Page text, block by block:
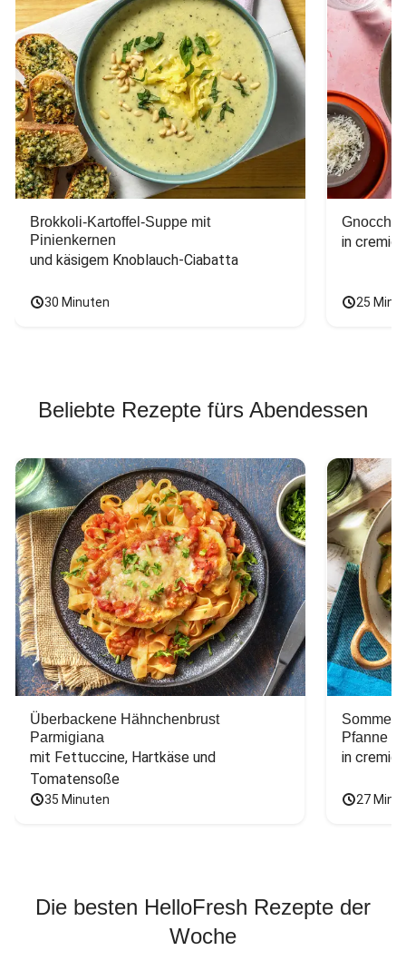
Brokkoli-Kartoffel-Suppe mit
Pinienkernen
und käsigem Knoblauch-Ciabatta
30 Minuten
Gnocchi-
in
25
Beliebte Rezepte fürs Abendessen
Überbackene Hähnchenbrust
Parmigiana
mit Fettuccine, Hartkäse und
Tomatensoße
35 Minuten
Pfanne
in
27
Die besten HelloFresh Rezepte der
Woche